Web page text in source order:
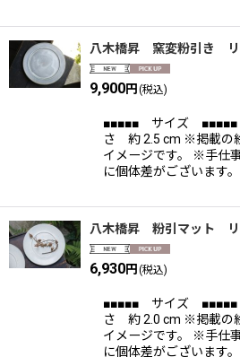
八木橋昇 窯変粉引き リ
9,900円 (税込)
■■■■■ サイズ ■■■■■
さ 約 2.5 cm ※掲載の
イメージです。 ※手仕
に個体差がございます
八木橋昇 粉引マット リ
6,930円 (税込)
■■■■■ サイズ ■■■■■
さ 約 2.0 cm ※掲載の
イメージです。 ※手仕
に個体差がございます